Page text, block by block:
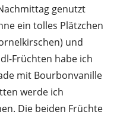
genutzt
ein tolles Plätzchen
und
Früchten habe ich
mit Bourbon­vanille
werde ich
Die beiden Früchte